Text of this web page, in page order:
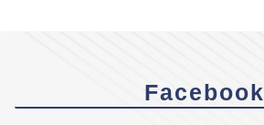
Facebook